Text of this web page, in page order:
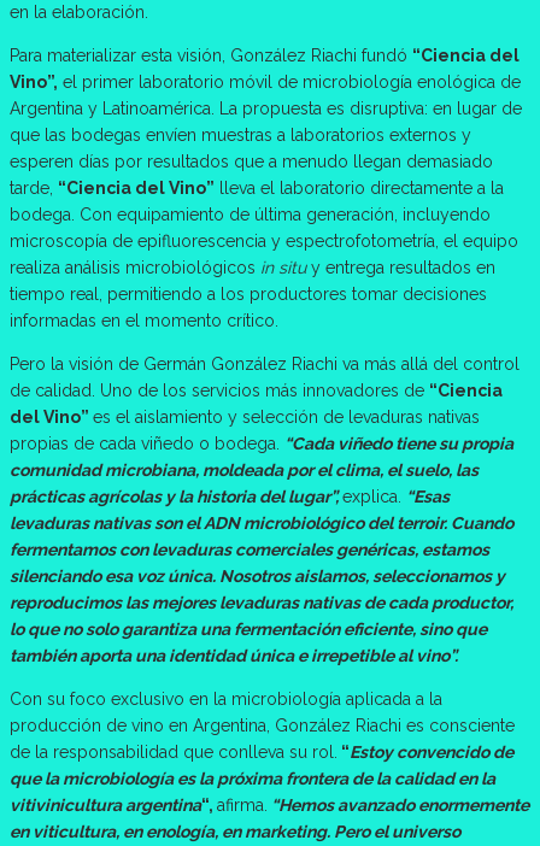
en la elaboración.
Para materializar esta visión, González Riachi fundó “Ciencia del
Vino”, el primer laboratorio móvil de microbiología enológica de
Argentina y Latinoamérica. La propuesta es disruptiva: en lugar de
que las bodegas envíen muestras a laboratorios externos y
esperen días por resultados que a menudo llegan demasiado
tarde, “Ciencia del Vino” lleva el laboratorio directamente a la
bodega. Con equipamiento de última generación, incluyendo
microscopía de epifluorescencia y espectrofotometría, el equipo
realiza análisis microbiológicos in situy entrega resultados en
tiempo real, permitiendo a los productores tomar decisiones
informadas en el momento crítico.
Pero la visión de Germán González Riachi va más allá del control
de calidad. Uno de los servicios más innovadores de “Ciencia
del Vino” es el aislamiento y selección de levaduras nativas
propias de cada viñedo o bodega.
“Cada viñedo tiene su propia
comunidad microbiana, moldeada por el clima, el suelo, las
prácticas agrícolas y la historia del lugar”,explica.
“Esas
levaduras nativas son el ADN microbiológico del terroir. Cuando
fermentamos con levaduras comerciales genéricas, estamos
silenciando esa voz única. Nosotros aislamos, seleccionamos y
reproducimos las mejores levaduras nativas de cada productor,
lo que no solo garantiza una fermentación eficiente, sino que
también aporta una identidad única e irrepetible al vino”.
Con su foco exclusivo en la microbiología aplicada a la
producción de vino en Argentina, González Riachi es consciente
de la responsabilidad que conlleva su rol. “Estoy convencido de
que la microbiología es la próxima frontera de la calidad en la
vitivinicultura argentina“, afirma. “Hemos avanzado enormemente
en viticultura, en enología, en marketing. Pero el universo